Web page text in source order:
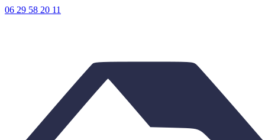
06 29 58 20 11